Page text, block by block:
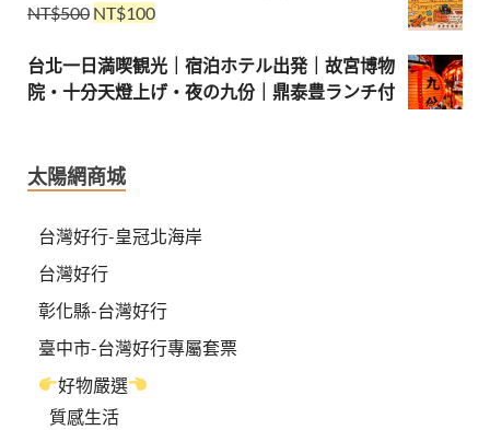
NT$500 NT$100
台北一日満喫観光｜宿泊ホテル出発｜故宮博物
院・十分天燈上げ・夜の九份｜鼎泰豊ランチ付
太陽網商城
台灣好行-皇冠北海岸
台灣好行
彰化縣-台灣好行
臺中市-台灣好行專屬套票
好物嚴選
質感生活